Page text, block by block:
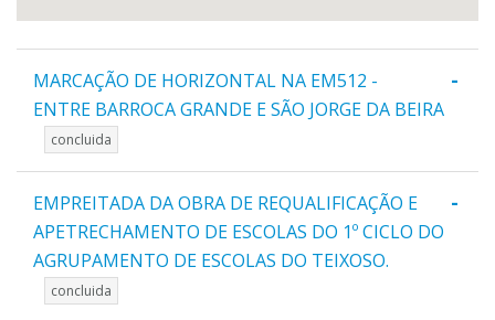
-
MARCAÇÃO DE HORIZONTAL NA EM512 -
ENTRE BARROCA GRANDE E SÃO JORGE DA BEIRA
concluida
-
EMPREITADA DA OBRA DE REQUALIFICAÇÃO E
APETRECHAMENTO DE ESCOLAS DO 1º CICLO DO
AGRUPAMENTO DE ESCOLAS DO TEIXOSO.
concluida